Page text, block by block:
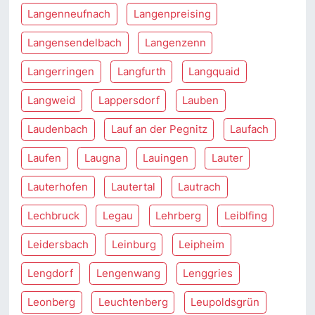
Langenneufnach Langenpreising
Langensendelbach Langenzenn
Langerringen Langfurth Langquaid
Langweid Lappersdorf Lauben
Laudenbach Lauf an der Pegnitz Laufach
Laufen Laugna Lauingen Lauter
Lauterhofen Lautertal Lautrach
Lechbruck Legau Lehrberg Leiblfing
Leidersbach Leinburg Leipheim
Lengdorf Lengenwang Lenggries
Leonberg Leuchtenberg Leupoldsgrün